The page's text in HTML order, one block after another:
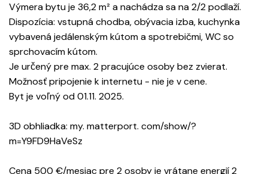
Výmera bytu je 36,2 m² a nachádza sa na 2/2 podlaží.
Dispozícia: vstupná chodba, obývacia izba, kuchynka
vybavená jedálenským kútom a spotrebičmi, WC so
sprchovacím kútom.
Je určený pre max. 2 pracujúce osoby bez zvierat.
Možnosť pripojenie k internetu - nie je v cene.
Byt je voľný od 01.11. 2025.
3D obhliadka: my. matterport. com/show/?
m=Y9FD9HaVeSz
Cena 500 €/mesiac pre 2 osoby je vrátane energií 2